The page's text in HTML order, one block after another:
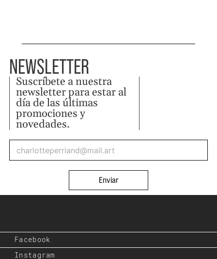
NEWSLETTER
Suscríbete a nuestra
newsletter para estar al
día de las últimas
promociones y
novedades.
Enviar
Facebook
Instagram